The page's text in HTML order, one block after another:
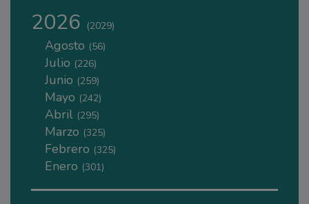
2026 (2029)
Agosto (56)
Julio (226)
Junio (259)
Mayo (242)
Abril (295)
Marzo (325)
Febrero (325)
Enero (301)